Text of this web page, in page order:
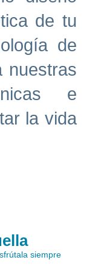
de tu
de
nuestras
e
la vida
siempre